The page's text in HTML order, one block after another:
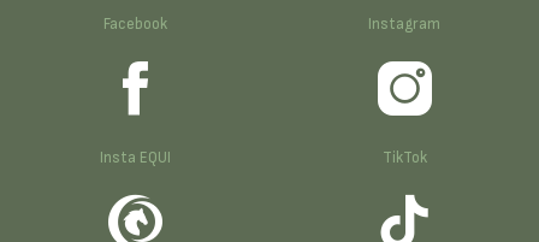
Facebook Instagram
Insta EQUI TikTok